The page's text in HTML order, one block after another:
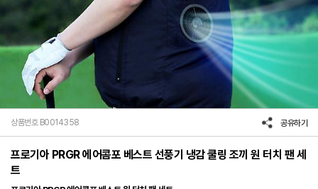
상품번호 B0014358 공유하기
프로기아 PRGR 에어콤포 베스트 선풍기 냉감 쿨링 조끼 원 터치 팬 세
트